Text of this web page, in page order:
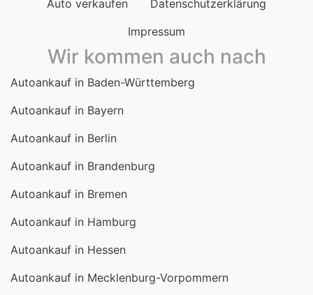
Auto verkaufen
Datenschutzerklärung
Impressum
Wir kommen auch nach
Autoankauf in Baden-Württemberg
Autoankauf in Bayern
Autoankauf in Berlin
Autoankauf in Brandenburg
Autoankauf in Bremen
Autoankauf in Hamburg
Autoankauf in Hessen
Autoankauf in Mecklenburg-Vorpommern